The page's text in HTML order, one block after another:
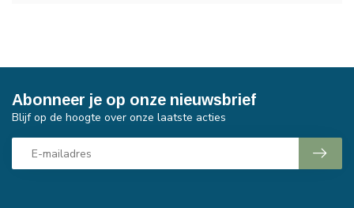
Abonneer je op onze nieuwsbrief
Blijf op de hoogte over onze laatste acties